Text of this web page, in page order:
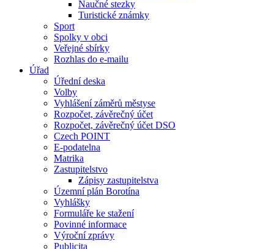
Naučné stezky
Turistické známky
Sport
Spolky v obci
Veřejné sbírky
Rozhlas do e-mailu
Úřad
Úřední deska
Volby
Vyhlášení záměrů městyse
Rozpočet, závěrečný účet
Rozpočet, závěrečný účet DSO
Czech POINT
E-podatelna
Matrika
Zastupitelstvo
Zápisy zastupitelstva
Územní plán Borotína
Vyhlášky
Formuláře ke stažení
Povinné informace
Výroční zprávy
Publicita